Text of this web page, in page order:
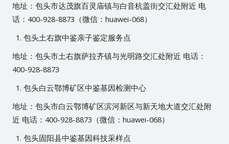
地址：包头市达茂旗百灵庙镇与白音杭盖街交汇处附近 电
话：400-928-8873（微信：huawei-068）
包头土右旗中鉴亲子鉴定服务点
地址：包头市土右旗萨拉齐镇与光明路交汇处附近 电话：
400-928-8873
包头白云鄂博矿区中鉴基因检测中心
地址：包头市白云鄂博矿区滨河新区与新天地大道交汇处附
近 电话：400-928-8873（微信：huawei-068）
包头固阳县中鉴基因科技采样点